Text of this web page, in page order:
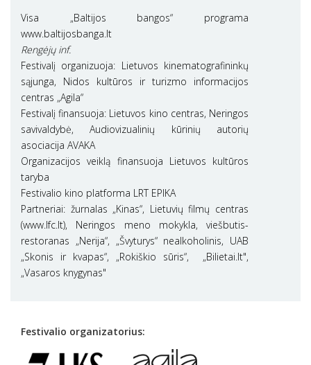
Visa „Baltijos bangos“ programa
www.baltijosbanga.lt
Rengėjų inf.
Festivalį organizuoja: Lietuvos kinematografininkų
sąjunga, Nidos kultūros ir turizmo informacijos
centras „Agila“
Festivalį finansuoja: Lietuvos kino centras, Neringos
savivaldybė, Audiovizualinių kūrinių autorių
asociacija AVAKA
Organizacijos veiklą finansuoja Lietuvos kultūros
taryba
Festivalio kino platforma LRT EPIKA
Partneriai: žurnalas „Kinas“, Lietuvių filmų centras
(www.lfc.lt), Neringos meno mokykla, viešbutis-
restoranas „Nerija“, „Švyturys“ nealkoholinis, UAB
„Skonis ir kvapas“, „Rokiškio sūris“, „Bilietai.lt",
„Vasaros knygynas"
Festivalio organizatorius: